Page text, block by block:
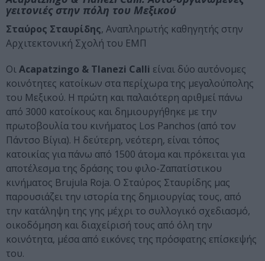
γειτονιές στην πόλη του Μεξικού
Σταύρος Σταυρίδης, Αναπληρωτής καθηγητής στην
Αρχιτεκτονική Σχολή του ΕΜΠ
ΟιAcapatzingo & Tlanezi Calli είναι δύο αυτόνομες
κοινότητες κατοίκων στα περίχωρα της μεγαλούπολης
του Μεξικού. Η πρώτη και παλαιότερη αριθμεί πάνω
από 3000 κατοίκους και δημιουργήθηκε με την
πρωτοβουλία του κινήματος Los Panchos (από τον
Πάντσο Βίγια). Η δεύτερη, νεότερη, είναι τόπος
κατοικίας για πάνω από 1500 άτομα και πρόκειται για
αποτέλεσμα της δράσης του φιλο-Ζαπατίστικου
κινήματος Brujula Roja. Ο Σταύρος Σταυρίδης μας
παρουσιάζει την ιστορία της δημιουργίας τους, από
την κατάληψη της γης μέχρι το συλλογικό σχεδιασμό,
οικοδόμηση και διαχείρισή τους από όλη την
κοινότητα, μέσα από εικόνες της πρόσφατης επίσκεψής
του.